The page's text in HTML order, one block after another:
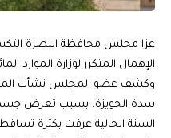
عزا مجلس محافظة البصرة
الإهمال المتكرر لوزارة الموارد
وكشف عضو المجلس نشأت
سدة الحويزة، بسبب تعرض
السنة الحالية عرفت بكثرة